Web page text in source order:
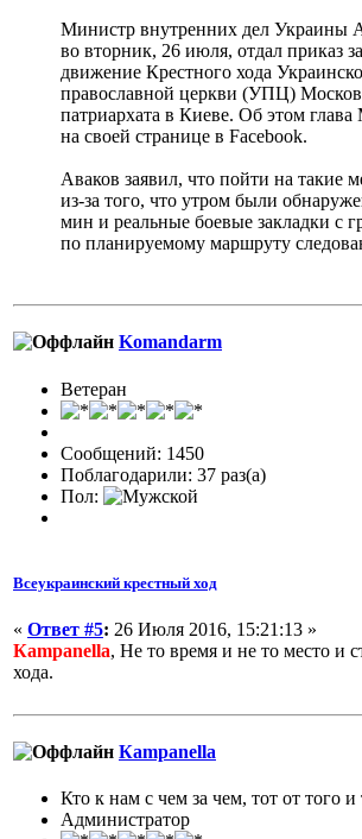
Министр внутренних дел Украины
во вторник, 26 июля, отдал приказ
движение Крестного хода
православной церкви (УПЦ)
патриархата в Киеве. Об этом
на своей странице в Facebook.
Аваков заявил, что пойти на такие
из-за того, что утром были
мин и реальные боевые закладки с
по планируемому маршруту
Komandarm
Ветеран
Сообщений: 1450
Поблагодарили: 37 раз(а)
Пол:
Всеукраинский крестный ход
« Ответ #5: 26 Июля 2016, 15:21:13 »
Кampanella, Не то время и не то место и
хода.
Кampanella
Кто к нам с чем за чем, тот от того и
Администратор